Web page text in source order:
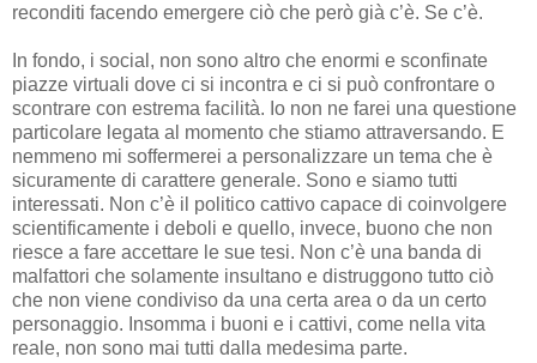
reconditi facendo emergere ciò che però già c’è. Se c’è.
In fondo, i social, non sono altro che enormi e sconfinate
piazze virtuali dove ci si incontra e ci si può confrontare o
scontrare con estrema facilità. Io non ne farei una questione
particolare legata al momento che stiamo attraversando. E
nemmeno mi soffermerei a personalizzare un tema che è
sicuramente di carattere generale. Sono e siamo tutti
interessati. Non c’è il politico cattivo capace di coinvolgere
scientificamente i deboli e quello, invece, buono che non
riesce a fare accettare le sue tesi. Non c’è una banda di
malfattori che solamente insultano e distruggono tutto ciò
che non viene condiviso da una certa area o da un certo
personaggio. Insomma i buoni e i cattivi, come nella vita
reale, non sono mai tutti dalla medesima parte.